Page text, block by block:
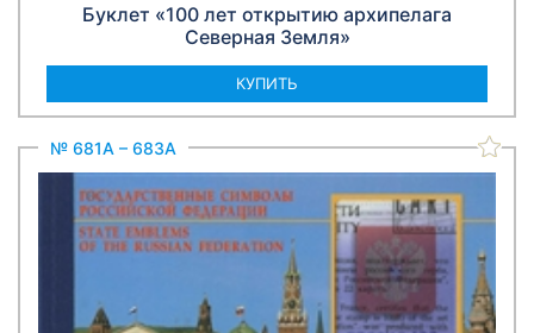
Буклет «100 лет открытию архипелага
Северная Земля»
КУПИТЬ
№ 681A – 683A